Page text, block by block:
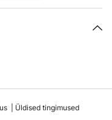
Üldised tingimused